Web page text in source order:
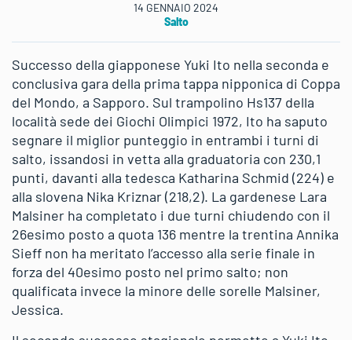
14 GENNAIO 2024
Salto
Successo della giapponese Yuki Ito nella seconda e
conclusiva gara della prima tappa nipponica di Coppa
del Mondo, a Sapporo. Sul trampolino Hs137 della
località sede dei Giochi Olimpici 1972, Ito ha saputo
segnare il miglior punteggio in entrambi i turni di
salto, issandosi in vetta alla graduatoria con 230,1
punti, davanti alla tedesca Katharina Schmid (224) e
alla slovena Nika Kriznar (218,2). La gardenese Lara
Malsiner ha completato i due turni chiudendo con il
26esimo posto a quota 136 mentre la trentina Annika
Sieff non ha meritato l’accesso alla serie finale in
forza del 40esimo posto nel primo salto; non
qualificata invece la minore delle sorelle Malsiner,
Jessica.